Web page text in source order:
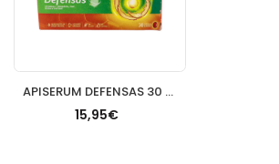
APISERUM DEFENSAS 30 CAPSULAS BLANDAS
15,95€